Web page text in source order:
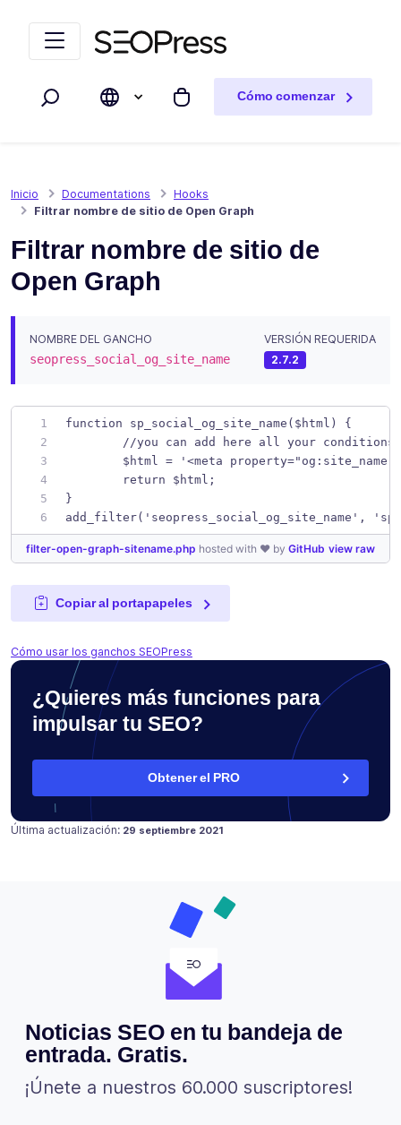
Buscar Mi carrito
Cómo comenzar
Inicio Documentations
Hooks
Filtrar nombre de sitio de Open Graph
Filtrar nombre de sitio de
Open Graph
NOMBRE DEL GANCHO
seopress_social_og_site_name
VERSIÓN REQUERIDA
2.7.2
function sp_social_og_site_name($html) {
//you can add here all your
$html = '<meta
	return $html;
}
add_filter('seopress_social_og_site_name',
view raw
filter-open-graph-sitename.php hosted with ❤ by GitHub
Copiar al portapapeles
Cómo usar los ganchos SEOPress
¿Quieres más funciones para
impulsar tu SEO?
Obtener el PRO
Última actualización: Publicado en
18 julio 2021
29 septiembre 2021
Noticias SEO en tu bandeja de
entrada. Gratis.
¡Únete a nuestros 60.000 suscriptores!